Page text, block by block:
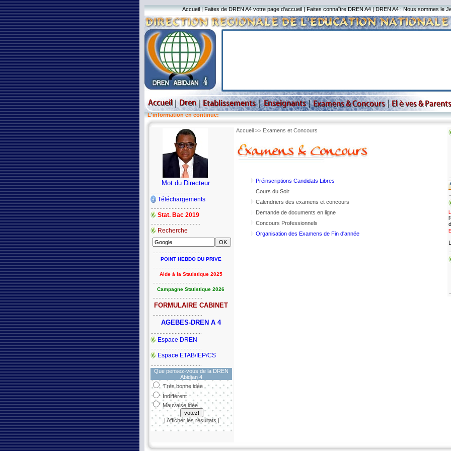
Accueil|Faites de DREN A4 votre page d'accueil|Faites connaître DREN A4| DREN A4 : Nous sommes le
L'information en continue:
Mot du Directeur
Téléchargements
Stat. Bac 2019
Recherche
POINT HEBDO DU PRIVE
Aide à la Statistique 2025
Campagne Statistique 2026
FORMULAIRE CABINET
AGEBES-DREN A 4
Espace DREN
Espace ETAB/IEP/CS
Que pensez-vous de la DREN
Abidjan 4
Très bonne idée
Indifférent
Mauvaise idée
| Afficher les résultats |
Accueil >> Examens et Concours
Préinscriptions Candidats Libres
Cours du Soir
Calendriers des examens et concours
Demande de documents en ligne
Concours Professionnels
Organisation des Examens de Fin d'année